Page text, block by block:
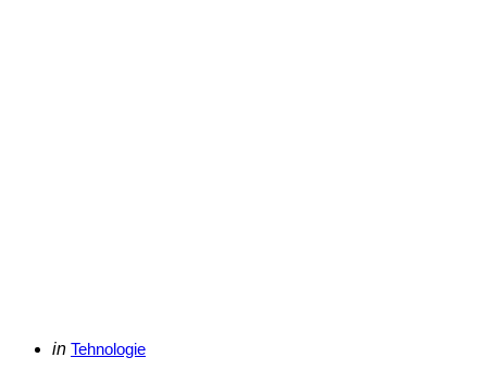
Categories
Posted
in Tehnologie